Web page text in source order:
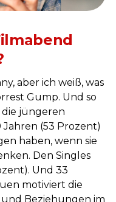
aber ich weiß, was
Gump. Und so
die jüngeren
(53 Prozent)
haben, wenn sie
Den Singles
Und 33
motiviert die
Beziehungen im